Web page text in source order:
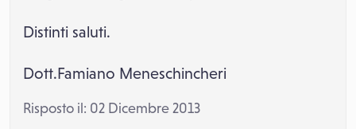
Distinti saluti.
Dott.Famiano Meneschincheri
Risposto il: 02 Dicembre 2013